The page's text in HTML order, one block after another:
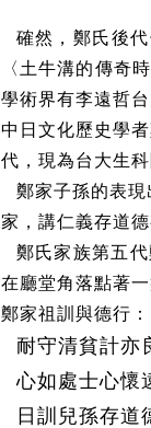
確然，鄭氏後
〈土牛溝的傳奇
學術界有李遠哲
中日文化歷史學
代，現為台大生
鄭家子孫的表
家，講仁義存道德
鄭氏家族第五
在廳堂角落點著
鄭家祖訓與德行：
耐守清貧計亦
心如處士心懷
日訓兒孫存道